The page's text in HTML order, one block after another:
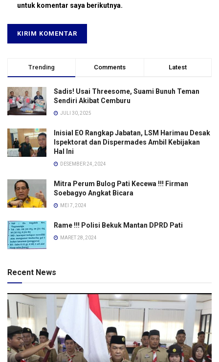
untuk komentar saya berikutnya.
Trending Comments Latest
Sadis! Usai Threesome, Suami Bunuh Teman
Sendiri Akibat Cemburu
JULI 30, 2025
Inisial EO Rangkap Jabatan, LSM Harimau Desak
Ispektorat dan Dispermades Ambil Kebijakan
Hal Ini
DESEMBER 24, 2024
Mitra Perum Bulog Pati Kecewa !!! Firman
Soebagyo Angkat Bicara
MEI 7, 2024
Rame !!! Polisi Bekuk Mantan DPRD Pati
MARET 28, 2024
Recent News